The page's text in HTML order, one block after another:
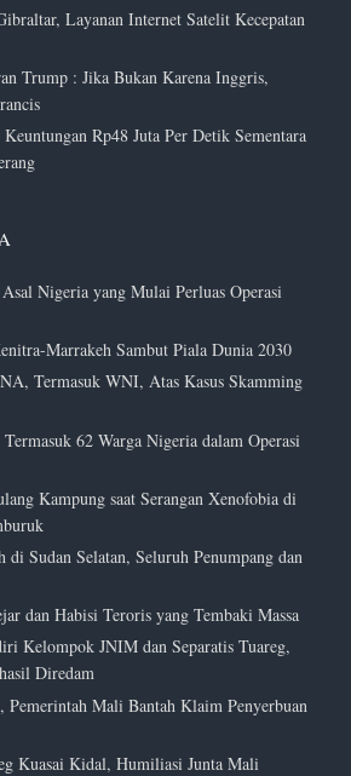
Layanan Internet Satelit Kecepatan
Trump : Jika Bukan Karena Inggris,
Rp48 Juta Per Detik Sementara
Nigeria yang Mulai Perluas Operasi
Marrakeh Sambut Piala Dunia 2030
Termasuk WNI, Atas Kasus Skamming
62 Warga Nigeria dalam Operasi
Kampung saat Serangan Xenofobia di
di Sudan Selatan, Seluruh Penumpang dan
dan Habisi Teroris yang Tembaki Massa
Kelompok JNIM dan Separatis Tuareg,
Diredam
Mali Bantah Klaim Penyerbuan
Kuasai Kidal, Humiliasi Junta Mali